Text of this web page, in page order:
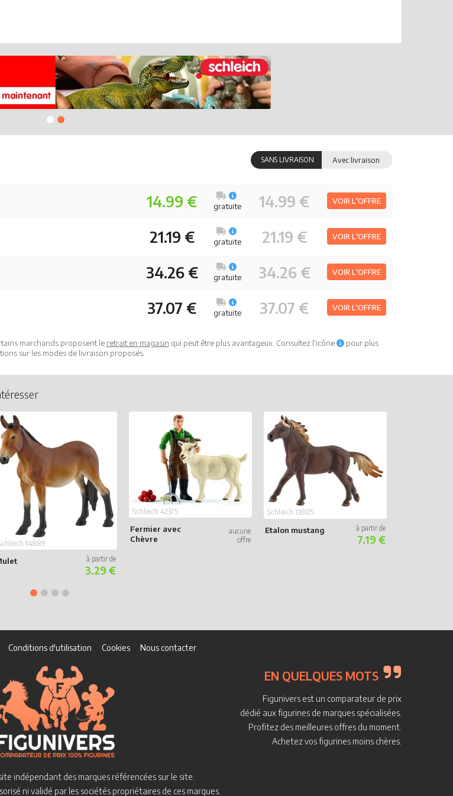
SANS LIVRAISON Avec livraison
14.99 € 14.99 € VOIR L'OFFRE
gratuite
21.19 € 21.19 € VOIR L'OFFRE
gratuite
34.26 € 34.26 € VOIR L'OFFRE
gratuite
37.07 € 37.07 € VOIR L'OFFRE
gratuite
marchands proposent le retrait en magasin qui peut être plus avantageux. Consultez l'icône
pour plus
sur les modes de livraison proposés.
14889
3.29 €
Fermier avec
Chèvre
Schleich 42375
Etalon mustang
Schleich 13805
7.19 €
Conditions d'utilisation Cookies Nous contacter
EN QUELQUES MOTS
Figunivers est un comparateur de prix
dédié aux figurines de marques spécialisées.
Profitez des meilleures offres du moment.
Achetez vos figurines moins chères.
indépendant des marques référencées sur le site.
ni validé par les sociétés propriétaires de ces marques.